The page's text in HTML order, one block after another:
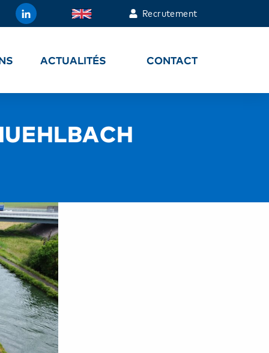
Recrutement
ACTUALITÉS CONTACT